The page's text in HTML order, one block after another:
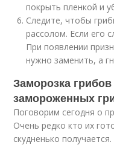
покрыть пленкой и
Следите, чтобы
рассолом. Если его
При появлении
нужно заменить, а
Заморозка
замороженных
Поговорим сегодня о
Очень редко кто их
скудненько